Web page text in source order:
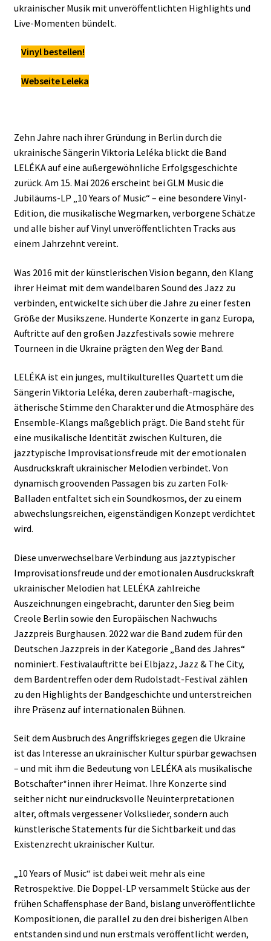
ukrainischer Musik mit unveröffentlichten Highlights und
Live-Momenten bündelt.
Vinyl bestellen!
Webseite Leleka
Zehn Jahre nach ihrer Gründung in Berlin durch die
ukrainische Sängerin Viktoria Leléka blickt die Band
LELÉKA auf eine außergewöhnliche Erfolgsgeschichte
zurück. Am 15. Mai 2026 erscheint bei GLM Music die
Jubiläums-LP „10 Years of Music“ – eine besondere Vinyl-
Edition, die musikalische Wegmarken, verborgene Schätze
und alle bisher auf Vinyl unveröffentlichten Tracks aus
einem Jahrzehnt vereint.
Was 2016 mit der künstlerischen Vision begann, den Klang
ihrer Heimat mit dem wandelbaren Sound des Jazz zu
verbinden, entwickelte sich über die Jahre zu einer festen
Größe der Musikszene. Hunderte Konzerte in ganz Europa,
Auftritte auf den großen Jazzfestivals sowie mehrere
Tourneen in die Ukraine prägten den Weg der Band.
LELÉKA ist ein junges, multikulturelles Quartett um die
Sängerin Viktoria Leléka, deren zauberhaft-magische,
ätherische Stimme den Charakter und die Atmosphäre des
Ensemble-Klangs maßgeblich prägt. Die Band steht für
eine musikalische Identität zwischen Kulturen, die
jazztypische Improvisationsfreude mit der emotionalen
Ausdruckskraft ukrainischer Melodien verbindet. Von
dynamisch groovenden Passagen bis zu zarten Folk-
Balladen entfaltet sich ein Soundkosmos, der zu einem
abwechslungsreichen, eigenständigen Konzept verdichtet
wird.
Diese unverwechselbare Verbindung aus jazztypischer
Improvisationsfreude und der emotionalen Ausdruckskraft
ukrainischer Melodien hat LELÉKA zahlreiche
Auszeichnungen eingebracht, darunter den Sieg beim
Creole Berlin sowie den Europäischen Nachwuchs
Jazzpreis Burghausen. 2022 war die Band zudem für den
Deutschen Jazzpreis in der Kategorie „Band des Jahres“
nominiert. Festivalauftritte bei Elbjazz, Jazz & The City,
dem Bardentreffen oder dem Rudolstadt-Festival zählen
zu den Highlights der Bandgeschichte und unterstreichen
ihre Präsenz auf internationalen Bühnen.
Seit dem Ausbruch des Angriffskrieges gegen die Ukraine
ist das Interesse an ukrainischer Kultur spürbar gewachsen
– und mit ihm die Bedeutung von LELÉKA als musikalische
Botschafter*innen ihrer Heimat. Ihre Konzerte sind
seither nicht nur eindrucksvolle Neuinterpretationen
alter, oftmals vergessener Volkslieder, sondern auch
künstlerische Statements für die Sichtbarkeit und das
Existenzrecht ukrainischer Kultur.
„10 Years of Music“ ist dabei weit mehr als eine
Retrospektive. Die Doppel-LP versammelt Stücke aus der
frühen Schaffensphase der Band, bislang unveröffentlichte
Kompositionen, die parallel zu den drei bisherigen Alben
entstanden sind und nun erstmals veröffentlicht werden,